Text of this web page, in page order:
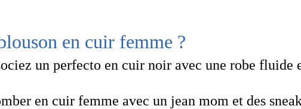
en cuir femme ?
un perfecto en cuir noir avec une robe fluide
en cuir femme avec un jean mom et des